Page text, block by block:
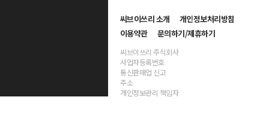
씨브이쓰리 소개
개인정보처리방침
이용약관
문의하기/제휴하기
씨브이쓰리 주식회사
사업자등록번호
통신판매업 신고
주소
개인정보관리 책임자